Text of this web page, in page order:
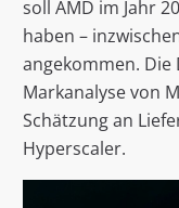
soll AMD im Jahr
haben –
angekommen.
Markanalyse von
Schätzung an
Hyperscaler.